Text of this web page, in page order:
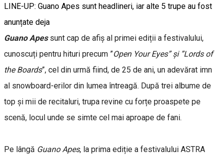
LINE-UP: Guano Apes sunt headlineri, iar alte 5 trupe au fost
anunțate deja
Guano Apessunt cap de afiș al primei ediții a festivalului,
cunoscuți pentru hituri precum ”Open Your Eyes” și ”Lords of
the Boards”, cel din urmă fiind, de 25 de ani, un adevărat imn
al snowboard-erilor din lumea întreagă. După trei albume de
top și mii de recitaluri, trupa revine cu forțe proaspete pe
scenă, locul unde se simte cel mai aproape de fani.
Pe lângă Guano Apes, la prima ediție a festivalului ASTRA